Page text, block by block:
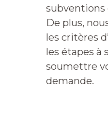
subventions
De plus,
les critères
les étapes à
soumettre
demande.